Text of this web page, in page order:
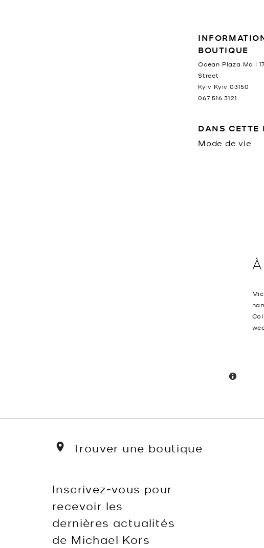
RENSEIGNEMENTS SUR LE
BOUTIQUE
Ocean Plaza Mall
Street
Kyiv Kyiv 03150
067 516 3121
DANS CETTE
Mode de vie
Trouver une boutique
Inscrivez-vous pour
recevoir les
dernières actualités
de Michael Kors